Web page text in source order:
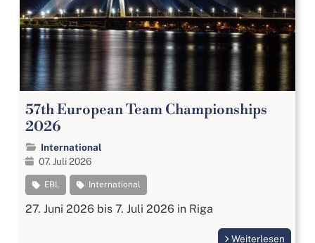
57th European Team Championships
2026
International
07. Juli 2026
EBL International
27. Juni 2026 bis 7. Juli 2026 in Riga
Weiterlesen